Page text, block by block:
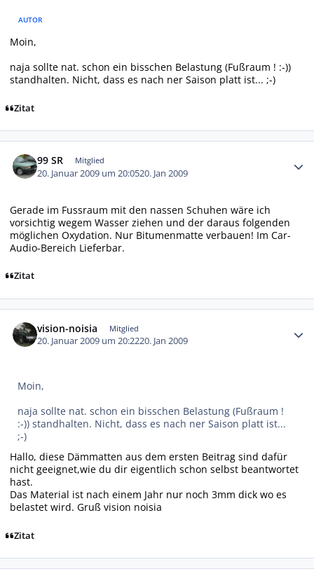
AUTOR
Moin,
naja sollte nat. schon ein bisschen Belastung (Fußraum ! :-))
standhalten. Nicht, dass es nach ner Saison platt ist... ;-)
Zitat
99 SR Mitglied
20. Januar 2009 um 20:0520. Jan 2009
Gerade im Fussraum mit den nassen Schuhen wäre ich
vorsichtig wegem Wasser ziehen und der daraus folgenden
möglichen Oxydation. Nur Bitumenmatte verbauen! Im Car-
Audio-Bereich Lieferbar.
Zitat
vision-noisia Mitglied
20. Januar 2009 um 20:2220. Jan 2009
Moin,
naja sollte nat. schon ein bisschen Belastung (Fußraum !
:-)) standhalten. Nicht, dass es nach ner Saison platt ist...
;-)
Hallo, diese Dämmatten aus dem ersten Beitrag sind dafür
nicht geeignet,wie du dir eigentlich schon selbst beantwortet
hast.
Das Material ist nach einem Jahr nur noch 3mm dick wo es
belastet wird. Gruß vision noisia
Zitat